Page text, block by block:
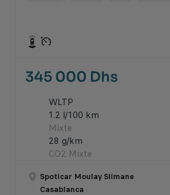
345 000 Dhs
WLTP
1.2 l/100 km
Mixte
28 g/km
CO2 Mixte
Spoticar Moulay Slimane
Casablanca